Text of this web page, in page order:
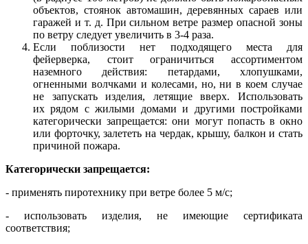
объектов, стоянок автомашин, деревянных сараев или
гаражей и т. д. При сильном ветре размер опасной зоны
по ветру следует увеличить в 3-4 раза.
Если поблизости нет подходящего места для
фейерверка, стоит ограничиться ассортиментом
наземного действия: петардами, хлопушками,
огненными волчками и колесами, но, ни в коем случае
не запускать изделия, летящие вверх. Использовать
их рядом с жилыми домами и другими постройками
категорически запрещается: они могут попасть в окно
или форточку, залететь на чердак, крышу, балкон и стать
причиной пожара.
Категорически запрещается:
- применять пиротехнику при ветре более 5 м/с;
- использовать изделия, не имеющие сертификата
соответствия;